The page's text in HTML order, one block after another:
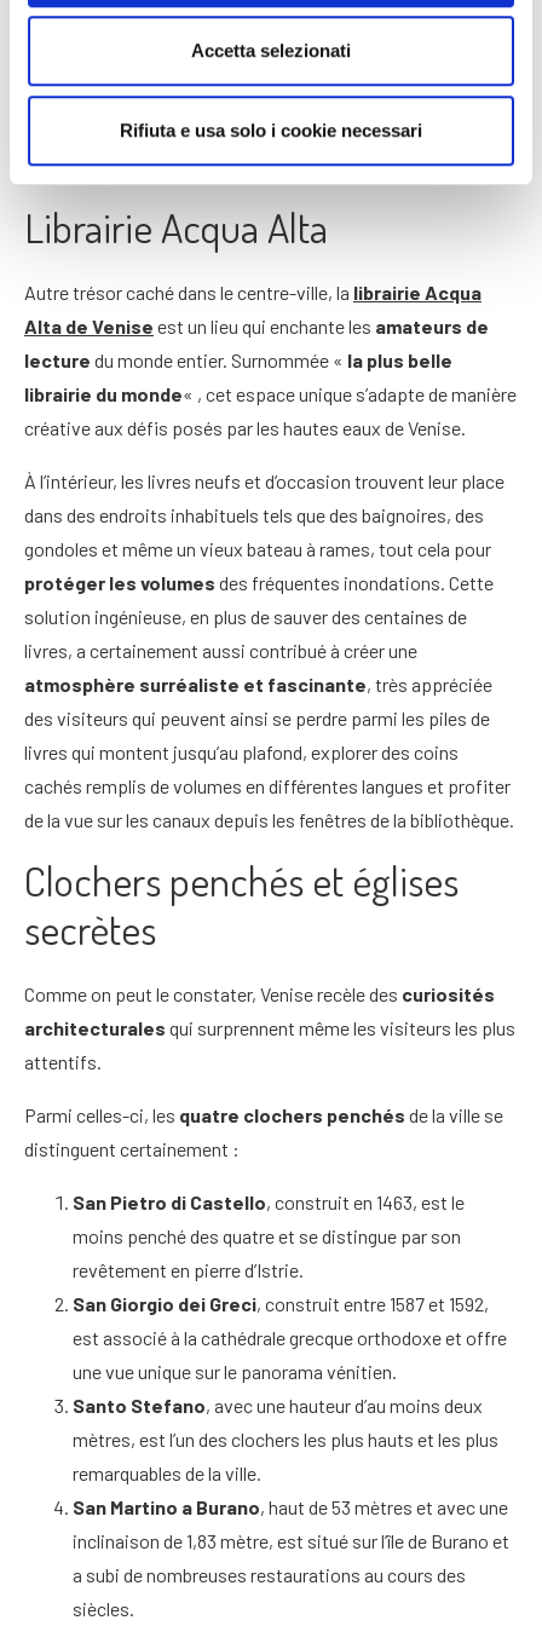
Accetta selezionati
Rifiuta e usa solo i cookie necessari
riche en sculptures et monuments funéraires de grande valeur
Denombreuses personnalités illustresy reposent
également, parmi lesquelles le compositeur Igor Stravinsky, le
poète Ezra Pound et le peintre vénitien Emilio Vedova.
Librairie Acqua Alta
Autre trésor caché dans le centre-ville, la librairie Acqua
Alta de Venise est un lieu qui enchante les amateurs de
lecture du monde entier. Surnommée « la plus belle
librairie du monde« , cet espace unique s’adapte de manière
créative aux défis posés par les hautes eaux de Venise.
À l’intérieur, les livres neufs et d’occasion trouvent leur place
dans des endroits inhabituels tels que des baignoires, des
gondoles et même un vieux bateau à rames, tout cela pour
protéger les volumes des fréquentes inondations. Cette
solution ingénieuse, en plus de sauver des centaines de
livres, a certainement aussi contribué à créer une
atmosphère surréaliste et fascinante, très appréciée
des visiteurs qui peuvent ainsi se perdre parmi les piles de
livres qui montent jusqu’au plafond, explorer des coins
cachés remplis de volumes en différentes langues et profiter
de la vue sur les canaux depuis les fenêtres de la bibliothèque.
Clochers penchés et églises
secrètes
Comme on peut le constater, Venise recèle des curiosités
architecturales qui surprennent même les visiteurs les plus
attentifs.
Parmi celles-ci, les quatre clochers penchés de la ville se
distinguent certainement :
San Pietro di Castello, construit en 1463, est le
moins penché des quatre et se distingue par son
revêtement en pierre d’Istrie.
San Giorgio dei Greci, construit entre 1587 et 1592,
est associé à la cathédrale grecque orthodoxe et offre
une vue unique sur le panorama vénitien.
Santo Stefano, avec une hauteur d’au moins deux
mètres, est l’un des clochers les plus hauts et les plus
remarquables de la ville.
San Martino a Burano, haut de 53 mètres et avec une
inclinaison de 1,83 mètre, est situé sur l’île de Burano et
a subi de nombreuses restaurations au cours des
siècles.